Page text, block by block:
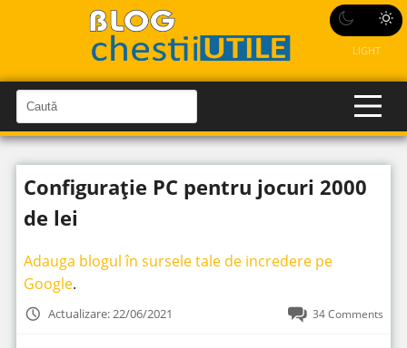
LIGHT
a
u
t
C
a
u
î
n
i
t
Configurație PC pentru jocuri 2000
de lei
Adauga blogul în sursele tale de incredere pe
Google.
Actualizare: 22/06/2021 34 Comments